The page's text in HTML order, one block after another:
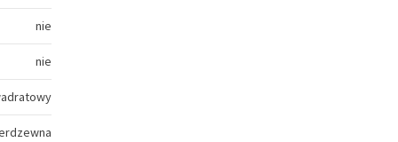
nie
nie